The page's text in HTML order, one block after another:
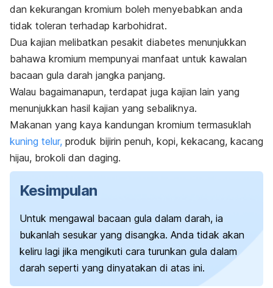
dan kekurangan kromium boleh menyebabkan anda
tidak toleran terhadap karbohidrat.
Dua kajian melibatkan pesakit diabetes menunjukkan
bahawa kromium mempunyai manfaat untuk kawalan
bacaan gula darah jangka panjang.
Walau bagaimanapun, terdapat juga kajian lain yang
menunjukkan hasil kajian yang sebaliknya.
Makanan yang kaya kandungan kromium termasuklah
kuning telur, produk bijirin penuh, kopi, kekacang, kacang
hijau, brokoli dan daging.
Kesimpulan
Untuk mengawal bacaan gula dalam darah, ia
bukanlah sesukar yang disangka. Anda tidak akan
keliru lagi jika mengikuti cara turunkan gula dalam
darah seperti yang dinyatakan di atas ini.